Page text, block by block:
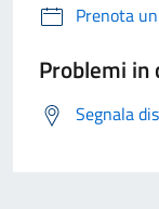
Prenota
Problemi in
Segnala